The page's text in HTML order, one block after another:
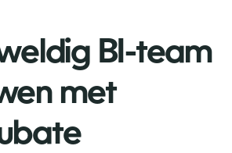
BI-team
met